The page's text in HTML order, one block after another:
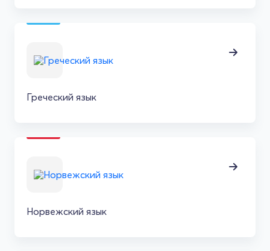
Греческий язык
Норвежский язык